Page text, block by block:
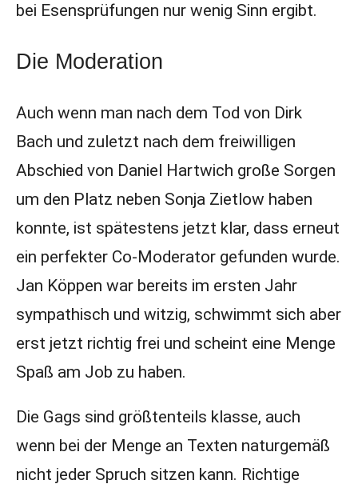
bei Esensprüfungen nur wenig Sinn ergibt.
Die Moderation
Auch wenn man nach dem Tod von Dirk
Bach und zuletzt nach dem freiwilligen
Abschied von Daniel Hartwich große Sorgen
um den Platz neben Sonja Zietlow haben
konnte, ist spätestens jetzt klar, dass erneut
ein perfekter Co-Moderator gefunden wurde.
Jan Köppen war bereits im ersten Jahr
sympathisch und witzig, schwimmt sich aber
erst jetzt richtig frei und scheint eine Menge
Spaß am Job zu haben.
Die Gags sind größtenteils klasse, auch
wenn bei der Menge an Texten naturgemäß
nicht jeder Spruch sitzen kann. Richtige